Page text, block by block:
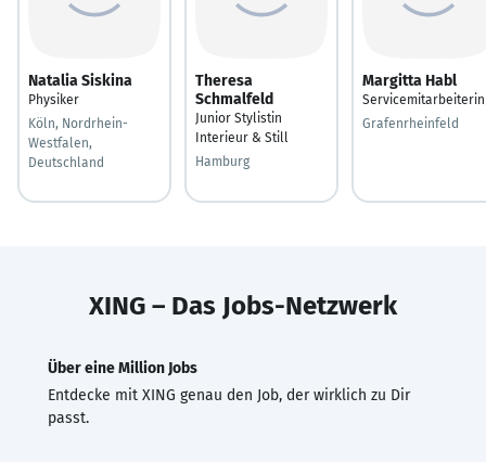
Natalia Siskina
Physiker
Köln, Nordrhein-
Westfalen,
Deutschland
Theresa
Schmalfeld
Junior Stylistin
Interieur & Still
Hamburg
Margitta Habl
Servicemitarbeiterin
Grafenrheinfeld
XING – Das Jobs-Netzwerk
Über eine Million Jobs
Entdecke mit XING genau den Job, der wirklich zu Dir
passt.